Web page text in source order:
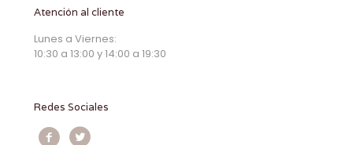
Atención al cliente
Lunes a Viernes:
10:30 a 13:00 y 14:00 a 19:30
Redes Sociales